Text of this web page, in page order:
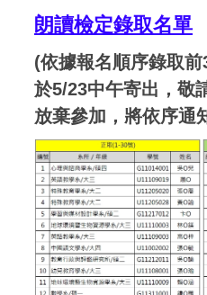
朗讀檢定錄取名單
(依據報名順序錄取
於5/23中午寄出，敬
放棄參加，將依序通